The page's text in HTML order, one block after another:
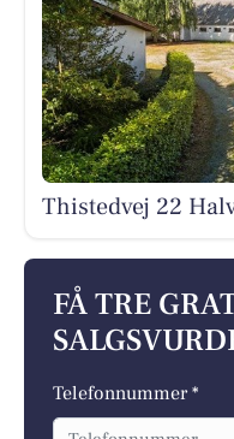
Thistedvej 22
FÅ TRE
Telefonnummer *